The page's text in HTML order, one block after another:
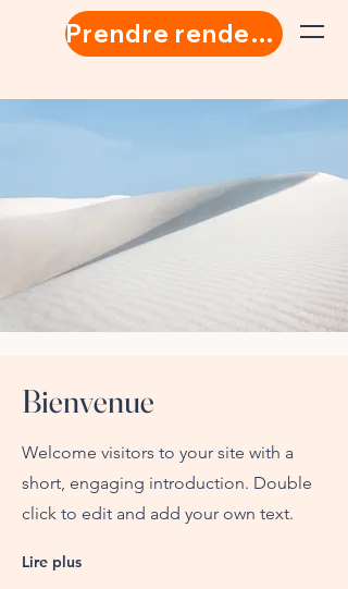
Prendre rendez-vous
Bienvenue
Welcome visitors to your site with a
short, engaging introduction. Double
click to edit and add your own text.
Lire plus